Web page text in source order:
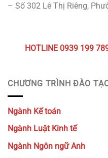
– Số 302 Lê Thị Riêng,
HOTLINE 0939 199
CHƯƠNG TRÌNH ĐÀO
Ngành Kế toán
Ngành Luật Kinh tế
Ngành Ngôn ngữ Anh